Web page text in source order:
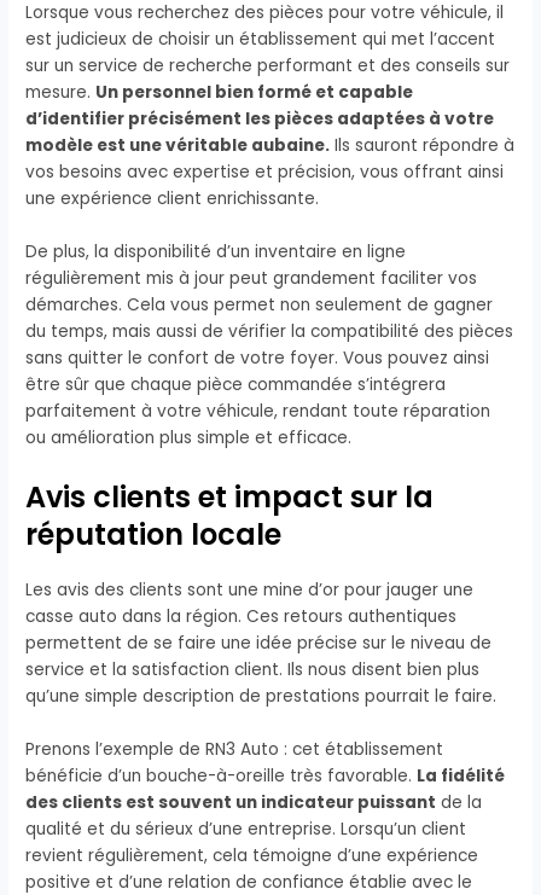
Lorsque vous recherchez des pièces pour votre véhicule, il
est judicieux de choisir un établissement qui met l’accent
sur un service de recherche performant et des conseils sur
mesure. Un personnel bien formé et capable
d’identifier précisément les pièces adaptées à votre
modèle est une véritable aubaine. Ils sauront répondre à
vos besoins avec expertise et précision, vous offrant ainsi
une expérience client enrichissante.
De plus, la disponibilité d’un inventaire en ligne
régulièrement mis à jour peut grandement faciliter vos
démarches. Cela vous permet non seulement de gagner
du temps, mais aussi de vérifier la compatibilité des pièces
sans quitter le confort de votre foyer. Vous pouvez ainsi
être sûr que chaque pièce commandée s’intégrera
parfaitement à votre véhicule, rendant toute réparation
ou amélioration plus simple et efficace.
Avis clients et impact sur la
réputation locale
Les avis des clients sont une mine d’or pour jauger une
casse auto dans la région. Ces retours authentiques
permettent de se faire une idée précise sur le niveau de
service et la satisfaction client. Ils nous disent bien plus
qu’une simple description de prestations pourrait le faire.
Prenons l’exemple de RN3 Auto : cet établissement
bénéficie d’un bouche-à-oreille très favorable. La fidélité
des clients est souvent un indicateur puissant de la
qualité et du sérieux d’une entreprise. Lorsqu’un client
revient régulièrement, cela témoigne d’une expérience
positive et d’une relation de confiance établie avec le